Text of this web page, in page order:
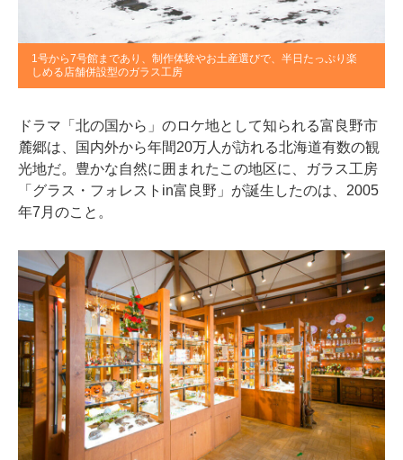
1号から7号館まであり、制作体験やお土産選びで、半日たっぷり楽
しめる店舗併設型のガラス工房
ドラマ「北の国から」のロケ地として知られる富良野市
麓郷は、国内外から年間20万人が訪れる北海道有数の観
光地だ。豊かな自然に囲まれたこの地区に、ガラス工房
「グラス・フォレストin富良野」が誕生したのは、2005
年7月のこと。